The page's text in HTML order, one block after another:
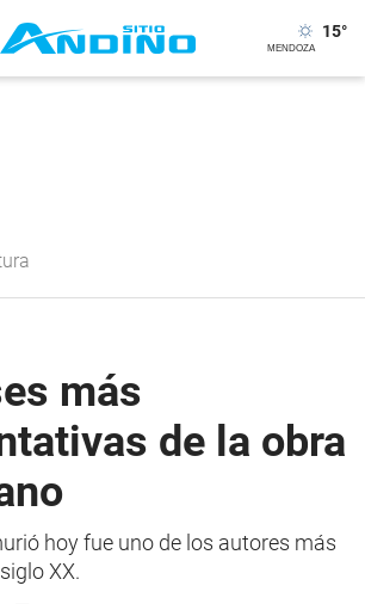
15°
más
de la obra
hoy fue uno de los autores más
XX.